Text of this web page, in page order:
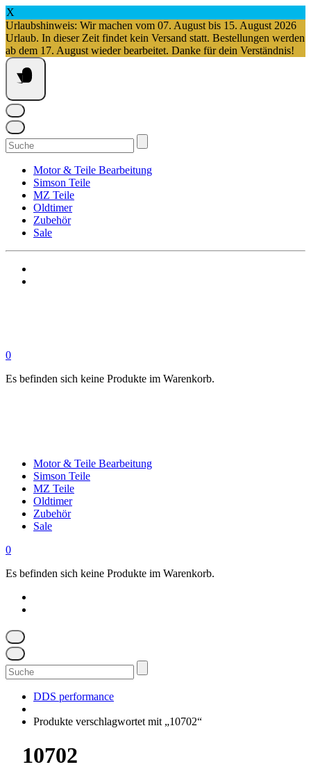
X
Urlaubshinweis: Wir machen vom 07. August bis 15. August 2026
Urlaub. In dieser Zeit findet kein Versand statt. Bestellungen werden
ab dem 17. August wieder bearbeitet. Danke für dein Verständnis!
Springe
zum
Inhalt
Suchen
nach:
Motor & Teile Bearbeitung
Simson Teile
MZ Teile
Oldtimer
Zubehör
Sale
0
Es befinden sich keine Produkte im Warenkorb.
Motor & Teile Bearbeitung
Simson Teile
MZ Teile
Oldtimer
Zubehör
Sale
0
Es befinden sich keine Produkte im Warenkorb.
Suchen
nach:
DDS performance
Produkte verschlagwortet mit „10702“
10702